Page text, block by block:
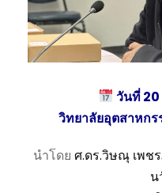
วันที่
วิทยาลัยอุตสาหก
นำโดย ศ.ดร.วิษณุ เพช
น